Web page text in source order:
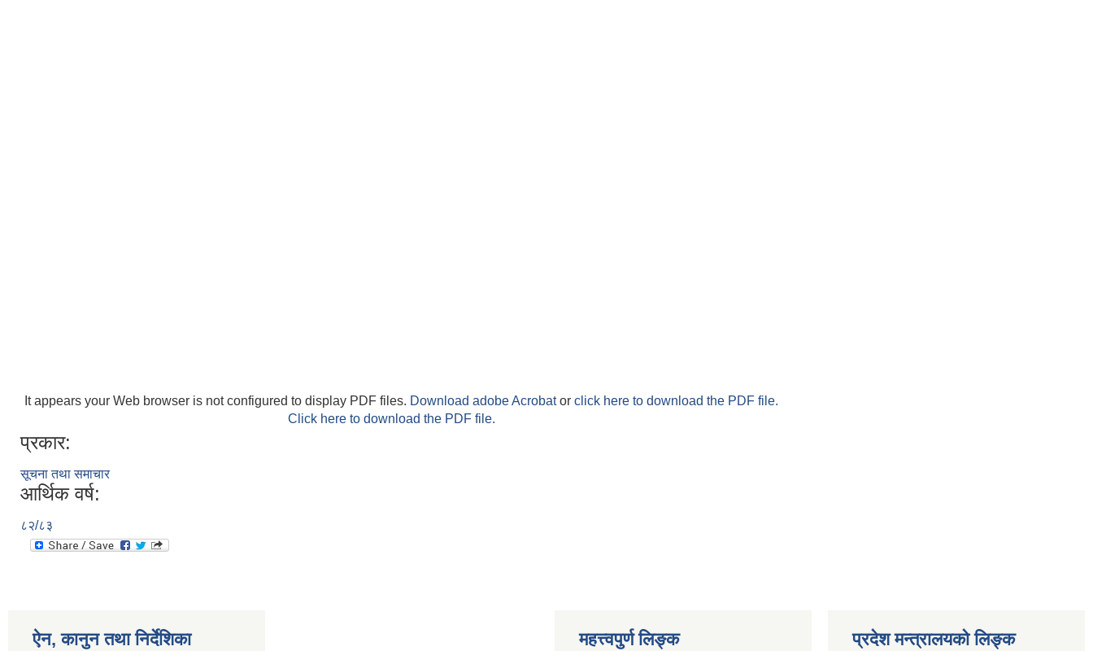
It appears your Web browser is not configured to display PDF files. Download adobe Acrobator click here to download the PDF file.
Click here to download the PDF file.
प्रकार:
सूचना तथा समाचार
आर्थिक वर्ष:
८२/८३
ऐन, कानुन तथा निर्देशिका महत्त्वपुर्ण लिङ्क प्रदेश मन्त्रालयको लिङ्क